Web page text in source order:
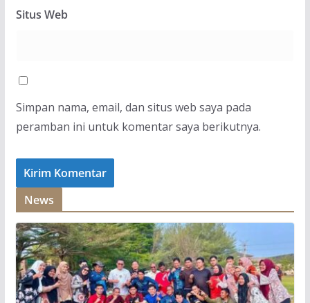
Situs Web
Simpan nama, email, dan situs web saya pada
peramban ini untuk komentar saya berikutnya.
News